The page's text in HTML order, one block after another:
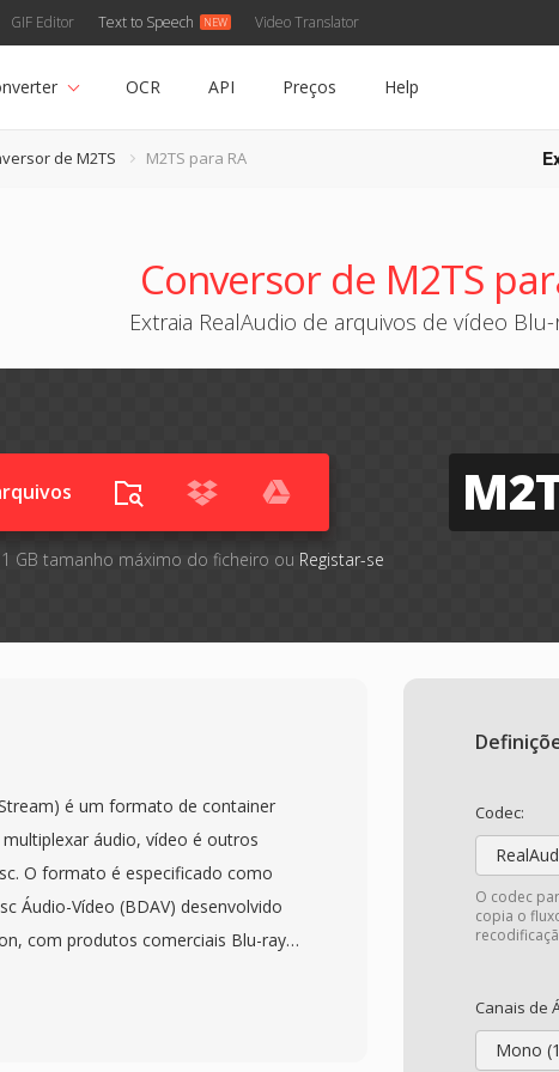
GIF Editor Text to Speech Video Translator
OCR API Preços Help
de M2TS M2TS para RA
Conversor de M2TS
Extraia RealAudio de arquivos de vídeo Blu-
GB tamanho máximo do ficheiro ou Registar-se
Codec:
O codec
copia o
Canais de
Mono
é um formato de container
áudio, vídeo é outros
O formato é especificado como
Áudio-Vídeo (BDAV) desenvolvido
com produtos comerciais Blu-ray
M2TS envolvem conteúdo em